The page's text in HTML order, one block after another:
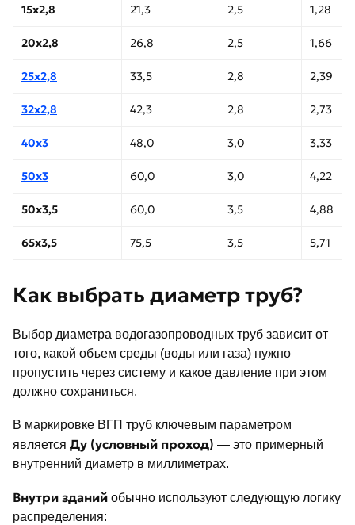
15х2,8 21,3 2,5 1,28
20х2,8 26,8 2,5 1,66
25х2,8 33,5 2,8 2,39
32х2,8 42,3 2,8 2,73
40х3 48,0 3,0 3,33
50х3 60,0 3,0 4,22
50х3,5 60,0 3,5 4,88
65х3,5 75,5 3,5 5,71
Как выбрать диаметр труб?
Выбор диаметра водогазопроводных труб зависит от
того, какой объем среды (воды или газа) нужно
пропустить через систему и какое давление при этом
должно сохраниться.
В маркировке ВГП труб ключевым параметром
является Ду (условный проход) — это примерный
внутренний диаметр в миллиметрах.
Внутри зданий обычно используют следующую логику
распределения: